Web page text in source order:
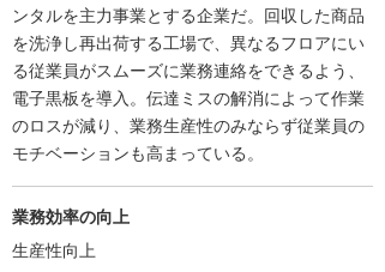
ンタルを主力事業とする企業だ。回収した商品
を洗浄し再出荷する工場で、異なるフロアにい
る従業員がスムーズに業務連絡をできるよう、
電子黒板を導入。伝達ミスの解消によって作業
のロスが減り、業務生産性のみならず従業員の
モチベーションも高まっている。
業務効率の向上
生産性向上